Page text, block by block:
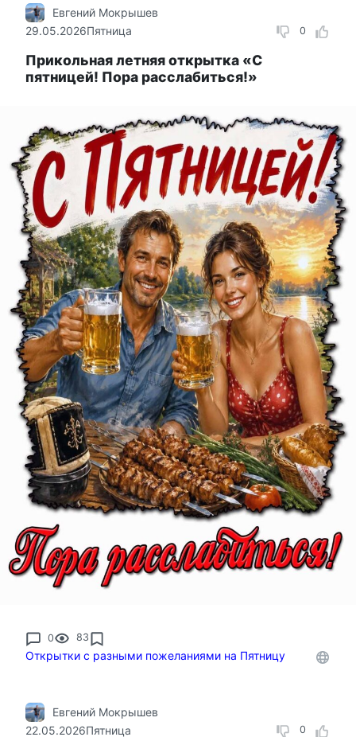
0
Евгений Мокрышев
29.05.2026Пятница
Прикольная летняя открытка «С
пятницей! Пора расслабиться!»
0 83
Открытки с разными пожеланиями на Пятницу
0
Евгений Мокрышев
22.05.2026Пятница